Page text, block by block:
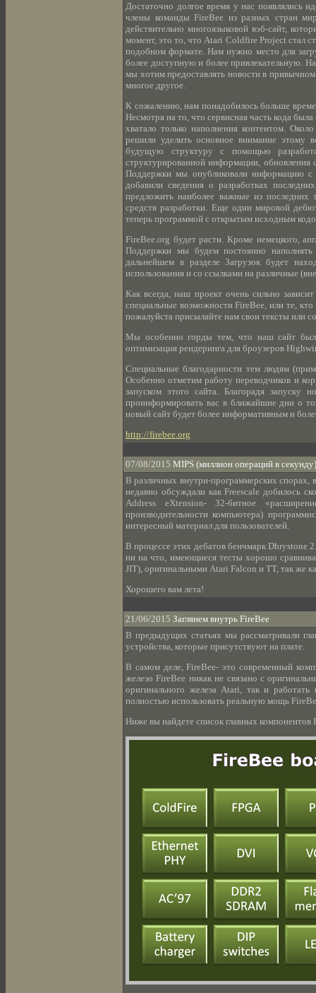
Достаточно долгое время у нас появлялись
члены команды FireBee из разных стран
действительно многоязыковой вэб-сайт,
момент, это то, что Atari Coldfire Project стал
подобном формате. Нам нужно место для
более доступную и более привлекательную.
мы хотим предоставлять новости в
многое другое.
К сожалению, нам понадобилось больше
Несмотря на то, что сервисная часть кода
хватало только наполнения контентом.
решили уделить основное внимание этому
будущую структуру с помощью
структурированной информации, обновления
Поддержки мы опубликовали информацию с
добавили сведения о разработках
предложить наиболее важные из
средств разработки. Еще один мировой
теперь программой с открытым исходным
FireBee.org будет расти. Кроме немецкого,
Поддержки мы будем постоянно
дальнейшем в разделе Загрузок будет
использования и со ссылками на различные
Как всегда, наш проект очень сильно
специальные возможности FireBee, или те,
пожалуйста присылайте нам свои тексты или
Мы особенно горды тем, что наш сайт был
оптимизация рендеринга для броузеров
Специальные благодарности тем людям
Особенно отметим работу переводчиков и
запуском этого сайта. Благорадя
проинформировать вас в ближайшие дни о
новый сайт будет более информативным и
http://firebee.org
07/08/2015 MIPS (миллион операций в секунду)
В различных внутри-программерских
недавно обсуждали как Freescale добилось
Address eXtension- 32-битное
производительности компьютера)
интересный материал для пользователей.
В процессе этих дебатов бенчмарк Dhrystone
ни на что, имеющиеся тесты хорошо
JIT), оригинальными Atari Falcon и TT, так же
Хорошего вам лета!
21/06/2015 Заглянем внутрь FireBee
В предыдущих статьях мы рассматривали
устройства, которые присутствуют на плате.
В самом деле, FireBee- это современный
железо FireBee никак не связано с
оригинального железа Atari, так и
полностью использовать реальную мощь
Ниже вы найдете список главных компонентов